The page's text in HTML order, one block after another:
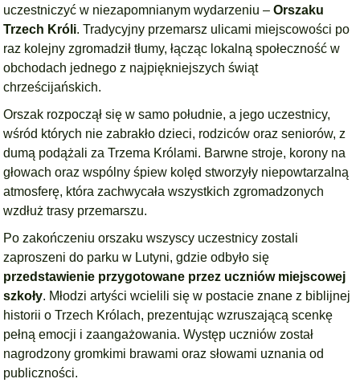
uczestniczyć w niezapomnianym wydarzeniu –Orszaku
Trzech Króli. Tradycyjny przemarsz ulicami miejscowości po
raz kolejny zgromadził tłumy, łącząc lokalną społeczność w
obchodach jednego z najpiękniejszych świąt
chrześcijańskich.
Orszak rozpoczął się w samo południe, a jego uczestnicy,
wśród których nie zabrakło dzieci, rodziców oraz seniorów, z
dumą podążali za Trzema Królami. Barwne stroje, korony na
głowach oraz wspólny śpiew kolęd stworzyły niepowtarzalną
atmosferę, która zachwycała wszystkich zgromadzonych
wzdłuż trasy przemarszu.
Po zakończeniu orszaku wszyscy uczestnicy zostali
zaproszeni do parku w Lutyni, gdzie odbyło się
przedstawienie przygotowane przez uczniów miejscowej
szkoły. Młodzi artyści wcielili się w postacie znane z biblijnej
historii o Trzech Królach, prezentując wzruszającą scenkę
pełną emocji i zaangażowania. Występ uczniów został
nagrodzony gromkimi brawami oraz słowami uznania od
publiczności.